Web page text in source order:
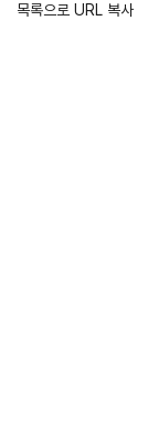
목록으로 URL 복사